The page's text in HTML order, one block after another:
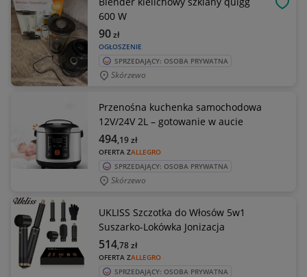
600 W
OGŁOSZENIE
90zł
SPRZEDAJĄCY: OSOBA PRYWATNA
Skórzewo
Przenośna kuchenka samochodowa
12V/24V 2L – gotowanie w aucie
OFERTA ZALLEGRO
494,19zł
SPRZEDAJĄCY: OSOBA PRYWATNA
Skórzewo
UKLISS Szczotka do Włosów 5w1
Suszarko-Lokówka Jonizacja
OFERTA ZALLEGRO
514,78zł
SPRZEDAJĄCY: OSOBA PRYWATNA